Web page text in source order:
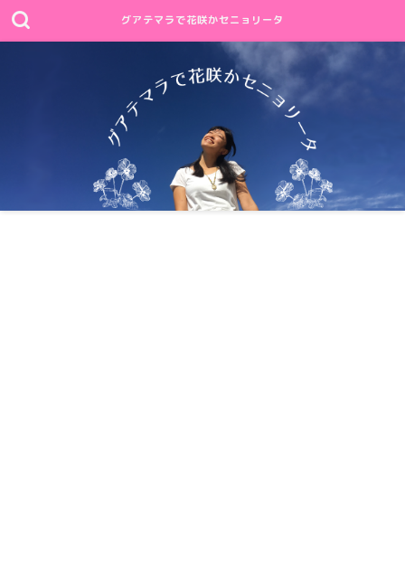
グアテマラで花咲かセニョリータ